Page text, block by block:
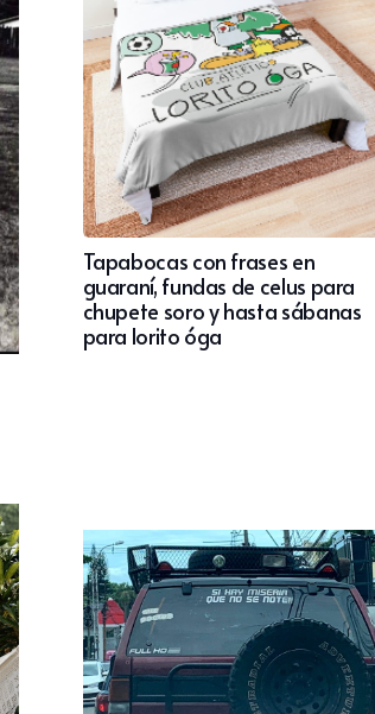
Tapabocas con frases en
guaraní, fundas de celus para
chupete soro y hasta sábanas
para lorito óga